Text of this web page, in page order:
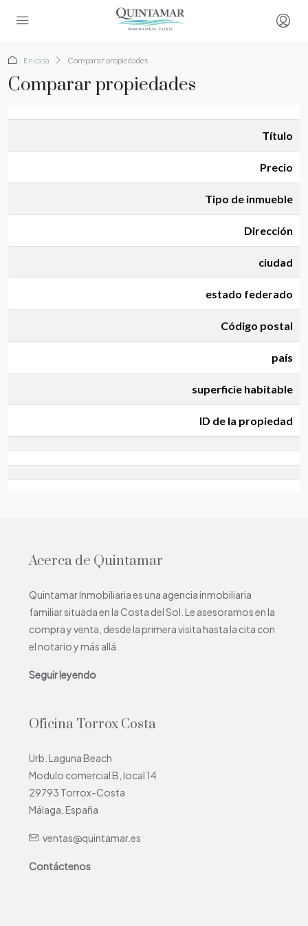
En casa Comparar propiedades
Comparar propiedades
Título
Precio
Tipo de inmueble
Dirección
ciudad
estado federado
Código postal
país
superficie habitable
ID de la propiedad
Acerca de Quintamar
Quintamar Inmobiliaria es una agencia inmobiliaria
familiar situada en la Costa del Sol. Le asesoramos en la
compra y venta, desde la primera visita hasta la cita con
el notario y más allá.
Seguir leyendo
Oficina Torrox Costa
Urb. Laguna Beach
Modulo comercial B, local 14
29793 Torrox-Costa
Málaga, España
ventas@quintamar.es
Contáctenos